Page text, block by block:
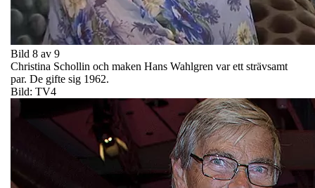
Bild 8 av 9
Christina Schollin och maken Hans Wahlgren var ett strävsamt
par. De gifte sig 1962.
Bild: TV4